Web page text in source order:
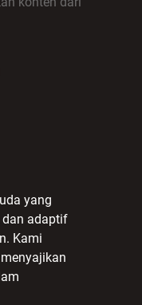
yang
dan adaptif
Kami